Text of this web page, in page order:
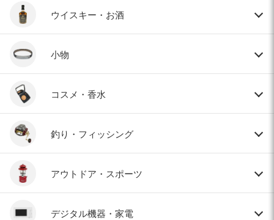
ウイスキー・お酒
小物
コスメ・香水
釣り・フィッシング
アウトドア・スポーツ
デジタル機器・家電